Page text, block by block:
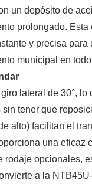
un depósito de
prolongado.
y precisa
municipal en
lateral de 30°,
tener que
alto) facilitan el
una
rodaje opcionales,
a la